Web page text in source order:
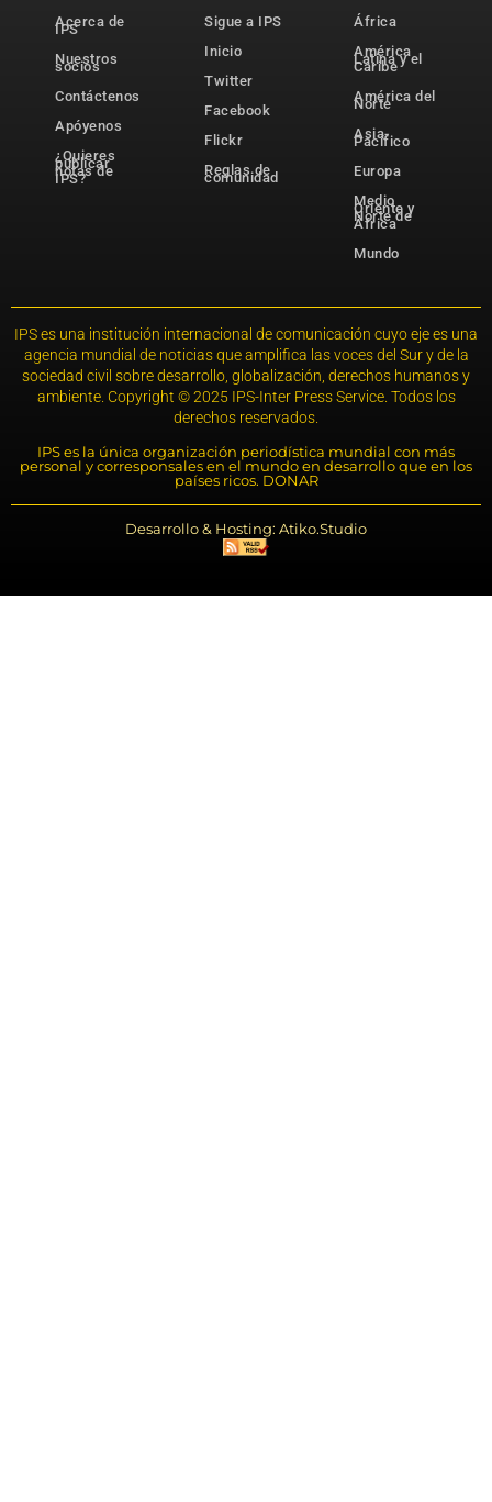
Acerca de
IPS
Nuestros
socios
Contáctenos
Apóyenos
¿Quieres
publicar
notas de
IPS?
Sigue a IPS
Inicio
Twitter
Facebook
Flickr
Reglas de
comunidad
África
América
Latina y el
Caribe
América del
Norte
Asia-
Pacífico
Europa
Medio
Oriente y
Norte de
África
Mundo
IPS es una institución internacional de comunicación cuyo eje es una
agencia mundial de noticias que amplifica las voces del Sur y de la
sociedad civil sobre desarrollo, globalización, derechos humanos y
ambiente. Copyright © 2025 IPS-Inter Press Service. Todos los
derechos reservados.
IPS es la única organización periodística mundial con más
personal y corresponsales en el mundo en desarrollo que en los
países ricos. DONAR
Desarrollo & Hosting: Atiko.Studio